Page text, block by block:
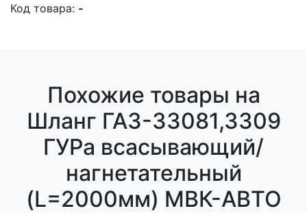
Код товара: -
Похожие товары на
Шланг ГАЗ-33081,3309
ГУРа всасывающий/
нагнетательный
(L=2000мм) МВК-АВТО